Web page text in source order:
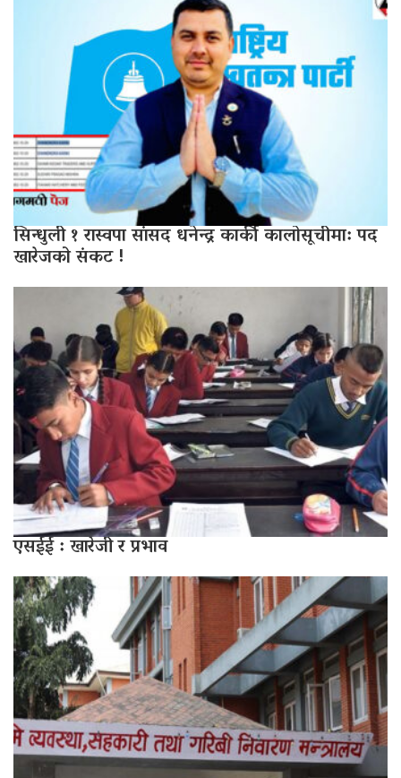
सिन्धुली १ रास्वपा सांसद धनेन्द्र कार्की कालोसूचीमा: पद
खारेजको संकट !
एसईई : खारेजी र प्रभाव